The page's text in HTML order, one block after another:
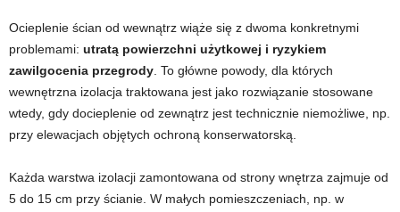
Ocieplenie ścian od wewnątrz wiąże się z dwoma konkretnymi
problemami: utratą powierzchni użytkowej i ryzykiem
zawilgocenia przegrody. To główne powody, dla których
wewnętrzna izolacja traktowana jest jako rozwiązanie stosowane
wtedy, gdy docieplenie od zewnątrz jest technicznie niemożliwe, np.
przy elewacjach objętych ochroną konserwatorską.
Każda warstwa izolacji zamontowana od strony wnętrza zajmuje od
5 do 15 cm przy ścianie. W małych pomieszczeniach, np. w